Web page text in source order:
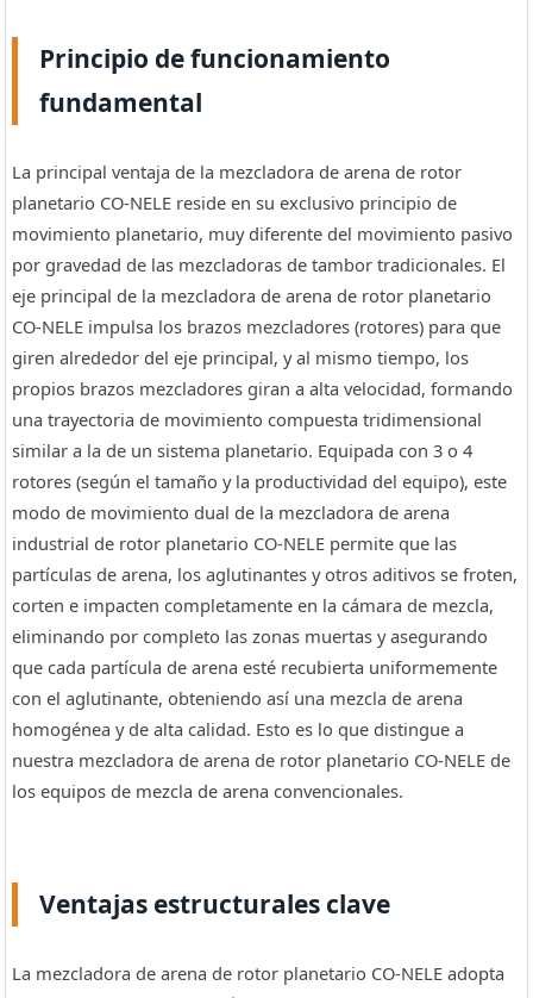
Principio de funcionamiento
fundamental
La principal ventaja de la mezcladora de arena de rotor
planetario CO-NELE reside en su exclusivo principio de
movimiento planetario, muy diferente del movimiento pasivo
por gravedad de las mezcladoras de tambor tradicionales. El
eje principal de la mezcladora de arena de rotor planetario
CO-NELE impulsa los brazos mezcladores (rotores) para que
giren alrededor del eje principal, y al mismo tiempo, los
propios brazos mezcladores giran a alta velocidad, formando
una trayectoria de movimiento compuesta tridimensional
similar a la de un sistema planetario. Equipada con 3 o 4
rotores (según el tamaño y la productividad del equipo), este
modo de movimiento dual de la mezcladora de arena
industrial de rotor planetario CO-NELE permite que las
partículas de arena, los aglutinantes y otros aditivos se froten,
corten e impacten completamente en la cámara de mezcla,
eliminando por completo las zonas muertas y asegurando
que cada partícula de arena esté recubierta uniformemente
con el aglutinante, obteniendo así una mezcla de arena
homogénea y de alta calidad. Esto es lo que distingue a
nuestra mezcladora de arena de rotor planetario CO-NELE de
los equipos de mezcla de arena convencionales.
Ventajas estructurales clave
La mezcladora de arena de rotor planetario CO-NELE adopta